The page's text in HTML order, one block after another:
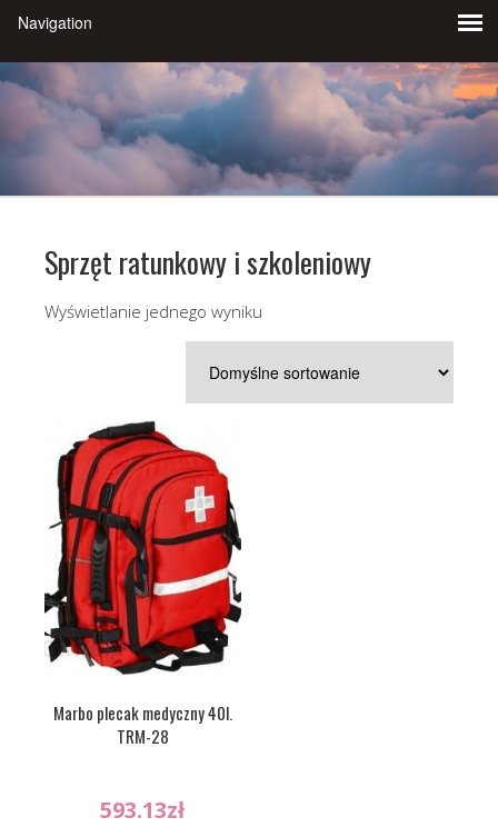
Sprzęt ratunkowy i szkoleniowy
Wyświetlanie jednego wyniku
Marbo plecak medyczny 40l.
TRM-28
593.13zł